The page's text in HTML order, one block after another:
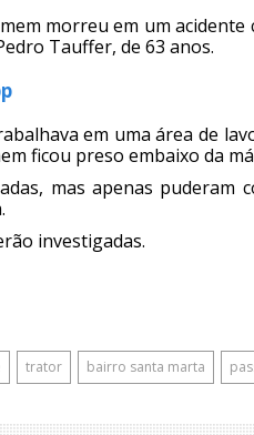
morreu em um
Tauffer, de 63 anos.
em uma área de
ficou preso embaixo da
mas apenas
investigadas.
trator bairro santa marta